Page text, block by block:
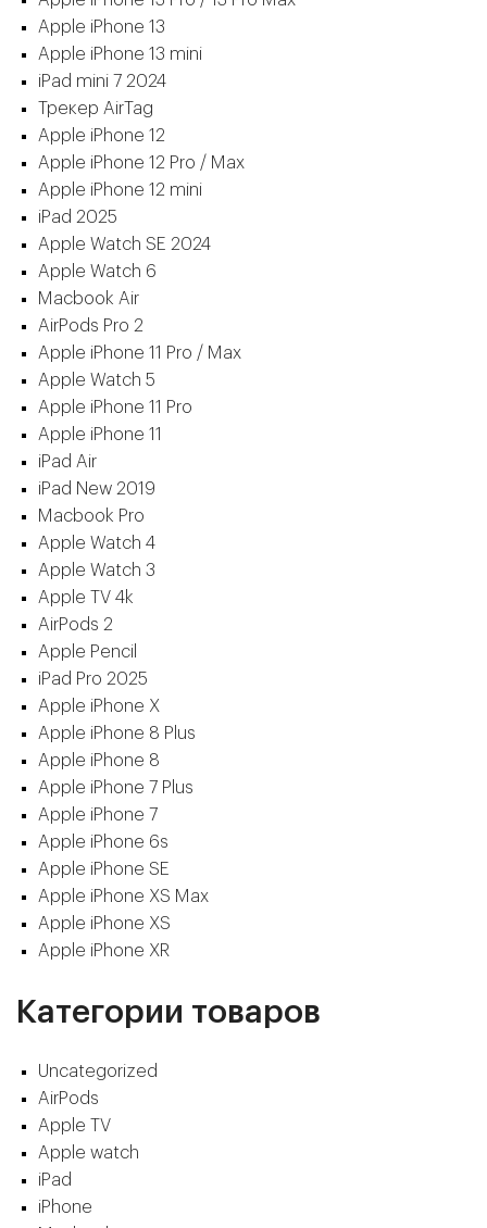
Apple iPhone 13
Apple iPhone 13 mini
iPad mini 7 2024
Трекер AirTag
Apple iPhone 12
Apple iPhone 12 Pro / Max
Apple iPhone 12 mini
iPad 2025
Apple Watch SE 2024
Apple Watch 6
Macbook Air
AirPods Pro 2
Apple iPhone 11 Pro / Max
Apple Watch 5
Apple iPhone 11 Pro
Apple iPhone 11
iPad Air
iPad New 2019
Macbook Pro
Apple Watch 4
Apple Watch 3
Apple TV 4k
AirPods 2
Apple Pencil
iPad Pro 2025
Apple iPhone X
Apple iPhone 8 Plus
Apple iPhone 8
Apple iPhone 7 Plus
Apple iPhone 7
Apple iPhone 6s
Apple iPhone SE
Apple iPhone XS Max
Apple iPhone XS
Apple iPhone XR
Категории товаров
Uncategorized
AirPods
Apple TV
Apple watch
iPad
iPhone